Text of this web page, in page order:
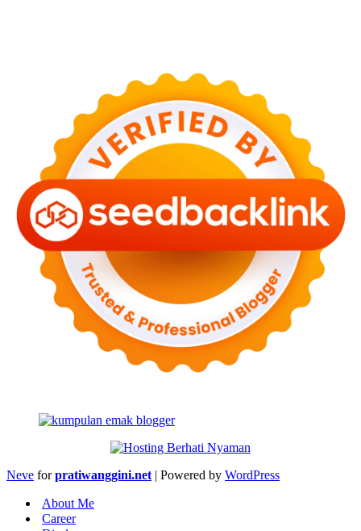
Neve forpratiwanggini.net | Powered by WordPress
About Me
Career